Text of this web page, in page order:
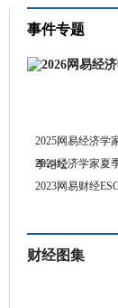
事件专题
2025网易经济学
季论坛
2024经济学家夏
2023网易财经
财经图集